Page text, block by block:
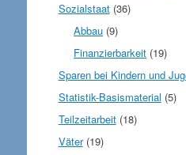
Sozialstaat(36)
Abbau (9)
Finanzierbarkeit (19)
Sparen bei Kindern und
Statistik-Basismaterial (5)
Teilzeitarbeit(18)
Väter(19)